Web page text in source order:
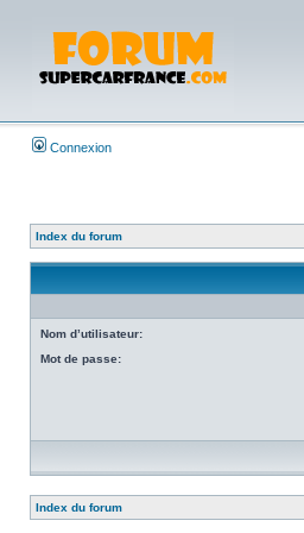
Connexion
Index du forum
Nom d’utilisateur:
Mot de passe:
Index du forum